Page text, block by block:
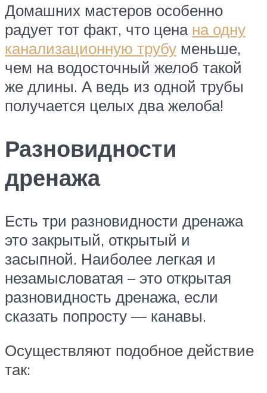
Домашних мастеров особенно
радует тот факт, что цена на одну
канализационную трубу меньше,
чем на водосточный желоб такой
же длины. А ведь из одной трубы
получается целых два желоба!
Разновидности
дренажа
Есть три разновидности дренажа
это закрытый, открытый и
засыпной. Наиболее легкая и
незамысловатая – это открытая
разновидность дренажа, если
сказать попросту — канавы.
Осуществляют подобное действие
так: